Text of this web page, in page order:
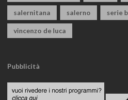
salernitana salerno serie b
vincenzo de luca
Pubblicità